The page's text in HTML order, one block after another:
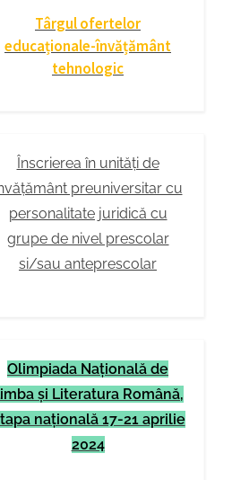
Târgul ofertelor
educaționale-învățământ
tehnologic
Înscrierea în unități de
preuniversitar cu
personalitate juridică cu
grupe de nivel prescolar
si/sau anteprescolar
Olimpiada Naţională de
şi Literatura Română,
naţională 17-21 aprilie
2024